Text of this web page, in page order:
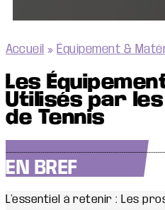
Accueil » Équipement &
Les
Utilisés par les
de Tennis
EN BREF
L’essentiel à retenir : Les